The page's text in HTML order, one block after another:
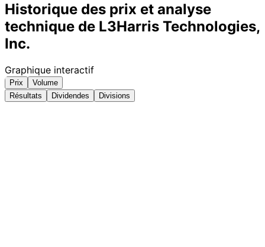
Historique des prix et analyse
technique de L3Harris Technologies,
Inc.
Graphique interactif
Prix
Volume
Résultats
Dividendes Divisions